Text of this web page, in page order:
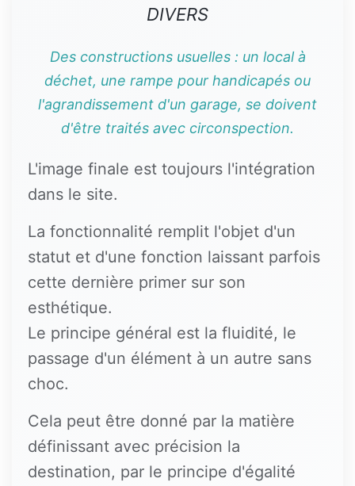
DIVERS
Des constructions usuelles : un local à
déchet, une rampe pour handicapés ou
l'agrandissement d'un garage, se doivent
d'être traités avec circonspection.
L'image finale est toujours l'intégration
dans le site.
La fonctionnalité remplit l'objet d'un
statut et d'une fonction laissant parfois
cette dernière primer sur son
esthétique.
Le principe général est la fluidité, le
passage d'un élément à un autre sans
choc.
Cela peut être donné par la matière
définissant avec précision la
destination, par le principe d'égalité